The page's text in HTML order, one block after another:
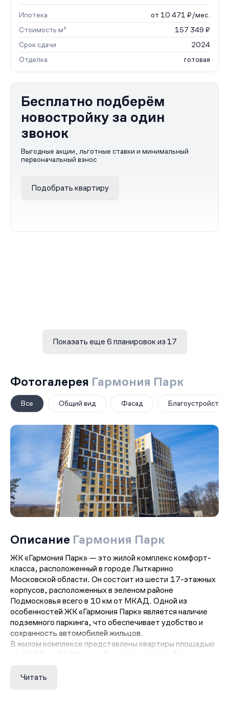
Ипотека
от 10 471 ₽/мес.
Стоимость м²
157 349 ₽
Срок сдачи
2024
Отделка
готовая
Бесплатно подберём
новостройку за один
звонок
Выгодные акции, льготные ставки и минимальный
первоначальный взнос
Подобрать квартиру
Показать еще 6 планировок из 17
Фотогалерея Гармония Парк
Все Общий вид Фасад Благоустройство
Описание Гармония Парк
ЖК «Гармония Парк» — это жилой комплекс комфорт-
класса, расположенный в городе Лыткарино
Московской области. Он состоит из шести 17-этажных
корпусов, расположенных в зеленом районе
Подмосковья всего в 10 км от МКАД. Одной из
особенностей ЖК «Гармония Парк» является наличие
подземного паркинга, что обеспечивает удобство и
сохранность автомобилей жильцов.
В жилом комплексе представлены квартиры площадью
от 16.97 до 81.02 кв.м. Они предлагаются без
отделку под ключ у застройщика. Такой вариант
Читать